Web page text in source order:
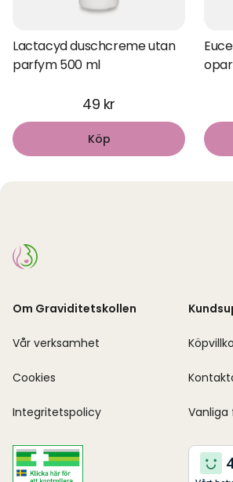
Lactacyd duschcreme utan
parfym 500 ml
49 kr
Köp
Om Graviditetskollen
Vår verksamhet
Cookies
Integritetspolicy Vanliga